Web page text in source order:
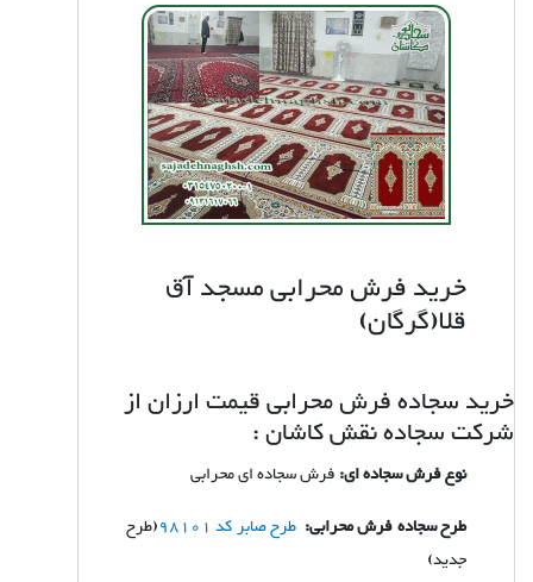
خرید فرش محرابی مسجد آق
قلا(گرگان)
خرید سجاده فرش محرابی قیمت ارزان از
شرکت سجاده نقش کاشان :
نوع فرش سجاده ای:فرش سجاده ای محرابی
طرح سجاده فرش محرابی: طرح صابر کد 98101
(طرح
جدید)